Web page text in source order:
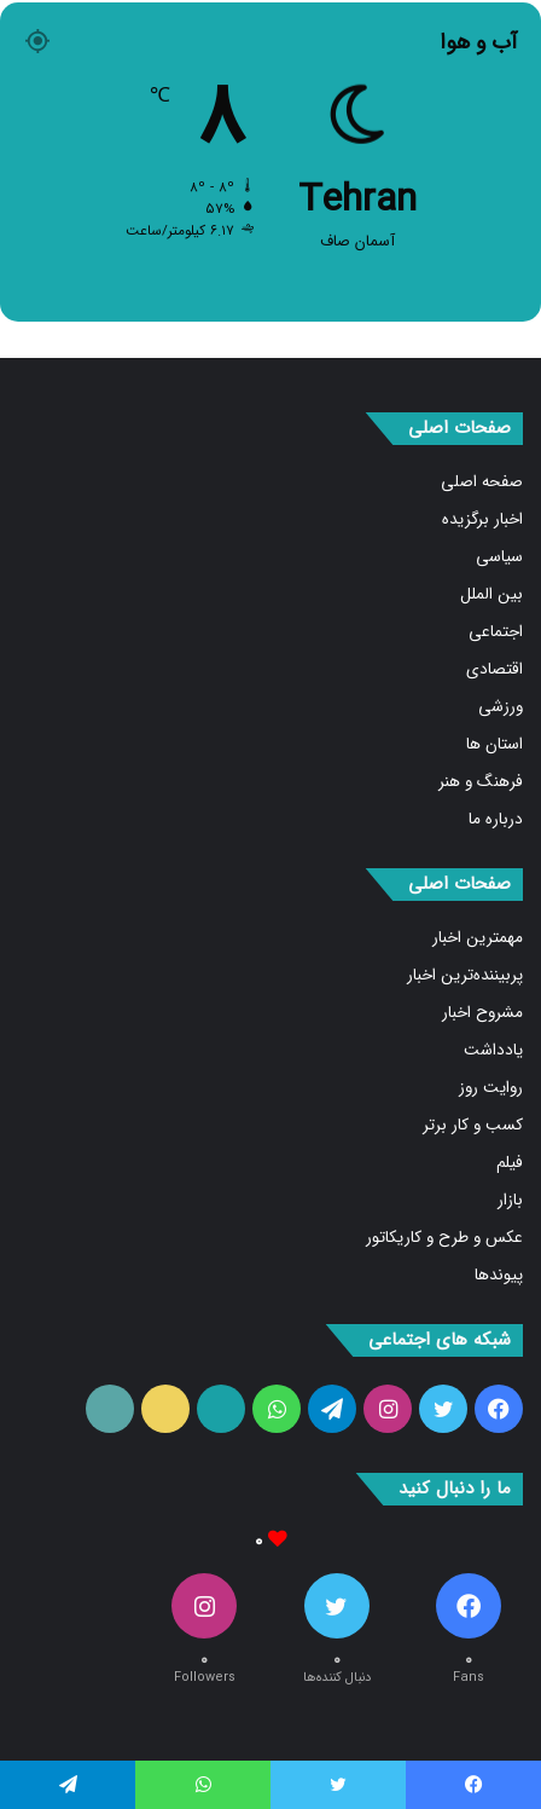
آب و هوا
Tehran
آسمان صاف
۸ ℃
۵۷%
۶.۱۷ کیلومتر/ساعت
صفحات اصلی
صفحه اصلی
اخبار برگزیده
سیاسی
بین الملل
اجتماعی
اقتصادی
ورزشی
استان ها
فرهنگ و هنر
درباره ما
صفحات اصلی
مهمترین اخبار
پربیننده‌ترین اخبار
مشروح اخبار
یادداشت
روایت روز
کسب و کار برتر
فیلم
بازار
عکس و طرح و کاریکاتور
پیوندها
شبکه های اجتماعی
فیس
توییتر اینستاگرامتلگرام واتس
آپارات ایتا
ما را دنبال کنید
۰
۰
Fans
۰
دنبال کننده‌ها
۰
Followers